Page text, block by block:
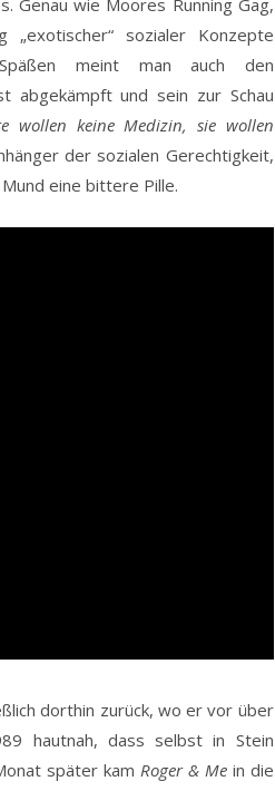
sozialer Konzepte
meint man auch den
abgekämpft und sein zur Schau
wollen keine Medizin, sie wollen
der sozialen Gerechtigkeit,
eine bittere Pille.
dorthin zurück, wo er vor über
hautnah, dass selbst in Stein
später kam Roger & Mein die